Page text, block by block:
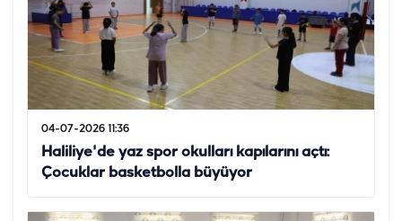
04-07-2026 11:36
Haliliye'de yaz spor okulları kapılarını açtı:
Çocuklar basketbolla büyüyor